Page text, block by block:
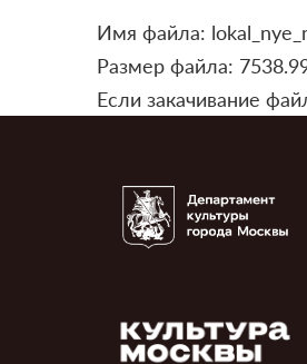
Имя файла:
Размер файла:
Если закачивание